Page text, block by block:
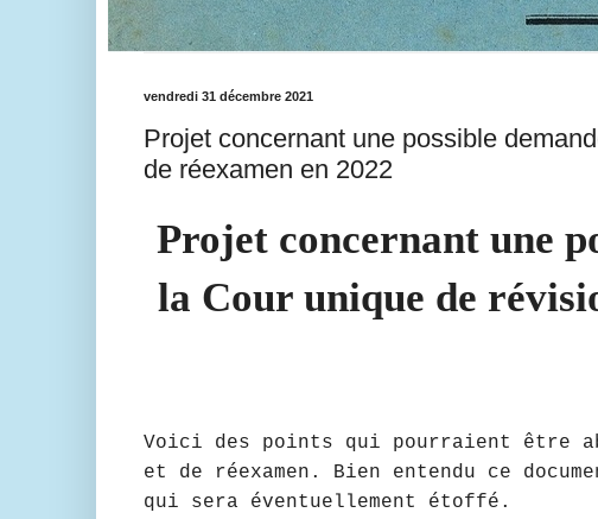
vendredi 31 décembre 2021
Projet concernant une possible
de réexamen en 2022
Projet concernant une
la Cour unique de
Voici des points qui pourraient être
et de réexamen. Bien entendu ce
qui sera éventuellement étoffé.